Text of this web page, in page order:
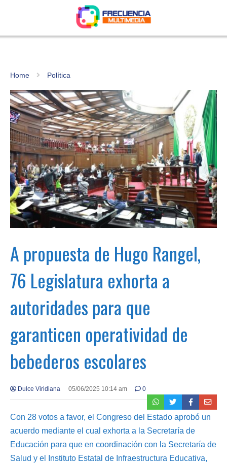
Home Política
A propuesta de Hugo Rangel,
76 Legislatura exhorta a
autoridades para que
garanticen operatividad de
bebederos escolares
Dulce Viridiana 05/06/2025 10:14 am 0
Con 28 votos a favor, el Congreso del Estado aprobó un
acuerdo mediante el cual exhorta a la Secretaría de
Educación para que en coordinación con la Secretaría de
Salud y el Instituto Estatal de Infraestructura Educativa,